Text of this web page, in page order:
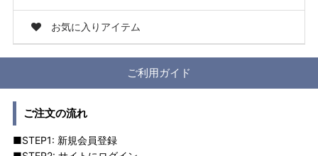
お気に入りアイテム
ご利用ガイド
ご注文の流れ
■STEP1: 新規会員登録